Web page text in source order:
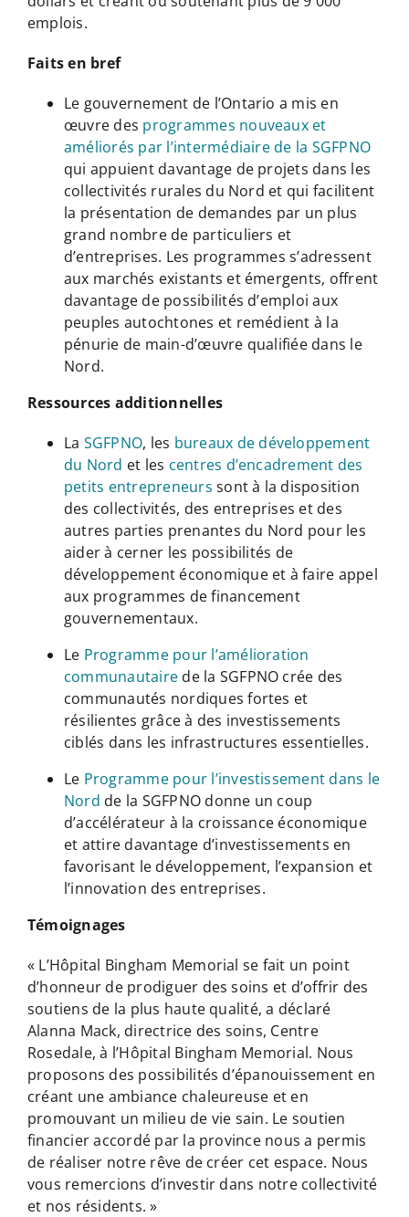
emplois.
Faits en bref
Le gouvernement de l’Ontario a mis en
œuvre des programmes nouveaux et
améliorés par l’intermédiaire de la SGFPNO
qui appuient davantage de projets dans les
collectivités rurales du Nord et qui facilitent
la présentation de demandes par un plus
grand nombre de particuliers et
d’entreprises. Les programmes s’adressent
aux marchés existants et émergents, offrent
davantage de possibilités d’emploi aux
peuples autochtones et remédient à la
pénurie de main-d’œuvre qualifiée dans le
Nord.
Ressources additionnelles
La SGFPNO, les bureaux de développement
du Nord et les centres d’encadrement des
petits entrepreneurs sont à la disposition
des collectivités, des entreprises et des
autres parties prenantes du Nord pour les
aider à cerner les possibilités de
développement économique et à faire appel
aux programmes de financement
gouvernementaux.
Le Programme pour l’amélioration
communautaire de la SGFPNO crée des
communautés nordiques fortes et
résilientes grâce à des investissements
ciblés dans les infrastructures essentielles.
Le Programme pour l’investissement dans le
Nord de la SGFPNO donne un coup
d’accélérateur à la croissance économique
et attire davantage d’investissements en
favorisant le développement, l’expansion et
l’innovation des entreprises.
Témoignages
« L’Hôpital Bingham Memorial se fait un point
d’honneur de prodiguer des soins et d’offrir des
soutiens de la plus haute qualité, a déclaré
Alanna Mack, directrice des soins, Centre
Rosedale, à l’Hôpital Bingham Memorial. Nous
proposons des possibilités d’épanouissement en
créant une ambiance chaleureuse et en
promouvant un milieu de vie sain. Le soutien
financier accordé par la province nous a permis
de réaliser notre rêve de créer cet espace. Nous
vous remercions d’investir dans notre collectivité
et nos résidents. »